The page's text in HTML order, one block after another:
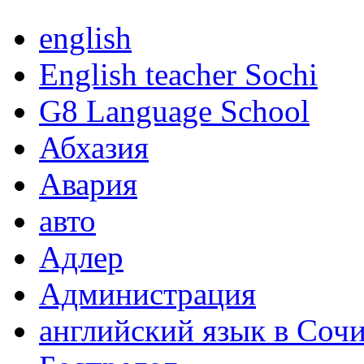
english
English teacher Sochi
G8 Language School
Абхазия
Авария
авто
Адлер
Администрация
английский язык в